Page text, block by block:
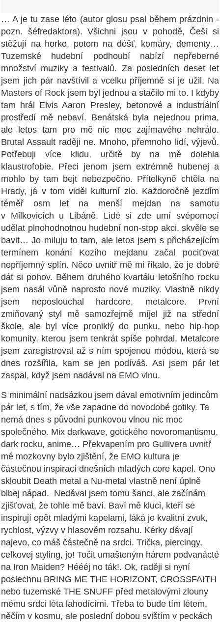
… A je tu zase léto (autor glosu psal během prázdnin -
pozn. šéfredaktora). Všichni jsou v pohodě, Češi si
stěžují na horko, potom na déšť, komáry, dementy…
Tuzemské hudební podhoubí nabízí nepřeberné
množství muziky a festivalů. Za posledních deset let
jsem jich pár navštívil a vcelku příjemně si je užil. Na
Masters of Rock jsem byl jednou a stačilo mi to. I kdyby
tam hrál Elvis Aaron Presley, betonové a industriální
prostředí mě nebaví. Benátská byla nejednou prima,
ale letos tam pro mě nic moc zajímavého nehrálo.
Brutal Assault raději ne. Mnoho, přemnoho lidí, výjevů.
Potřebuji více klidu, určitě by na mě dolehla
klaustrofobie. Přeci jenom jsem extrémně hubenej a
mohlo by tam bejt nebezpečno. Přítelkyně chtěla na
Hrady, já v tom viděl kulturní zlo. Každoročně jezdím
téměř osm let na menší mejdan na samotu
v Milkovicích u Libáně. Lidé si zde umí svépomocí
udělat plnohodnotnou hudební non-stop akci, skvěle se
bavit… Jo miluju to tam, ale letos jsem s přicházejícím
termínem konání Kozího mejdanu začal pociťovat
nepříjemný splín. Něco uvnitř mě mi říkalo, že je dobré
dát si pohov. Během druhého kvartálu letošního rocku
jsem nasál vůně naprosto nové muziky. Vlastně nikdy
jsem neposlouchal hardcore, metalcore. První
zmiňovaný styl mě samozřejmě míjel již na střední
škole, ale byl více proniklý do punku, nebo hip-hop
komunity, kterou jsem tenkrát spíše pohrdal. Metalcore
jsem zaregistroval až s ním spojenou módou, která se
dnes rozšířila, kam se jen podíváš. Asi jsem pár let
zaspal, když jsem nadával na EMO vlnu.
S minimální nadsázkou jsem dával emotivním jedincům
pár let, s tím, že vše zapadne do novodobé gotiky. Ta
nemá dnes s původní punkovou vlnou nic moc
společného. Mix darkwave, gotického novoromantismu,
dark rocku, anime… Překvapením pro Gullivera uvnitř
mé mozkovny bylo zjištění, že EMO kultura je
částečnou inspirací dnešních mladých core kapel. Ono
skloubit Death metal a Nu-metal vlastně není úplně
blbej nápad. Nedával jsem tomu šanci, ale začínám
zjišťovat, že tohle mě baví. Baví mě kluci, kteří se
inspirují opět mladými kapelami, láká je kvalitní zvuk,
rychlost, výzvy v hlasovém rozsahu. Kérky dávají
najevo, co máš částečně na srdci. Trička, piercingy,
celkovej styling, jo! Točit umašteným hárem podvanácté
na Iron Maiden? Héééj no ták!. Ok, raději si nyní
poslechnu BRING ME THE HORIZONT, CROSSFAITH
nebo tuzemské THE SNUFF před metalovými zlouny
mému srdci léta lahodícími. Třeba to bude tím létem,
něčím v kosmu, ale poslední dobou svištím v peckách